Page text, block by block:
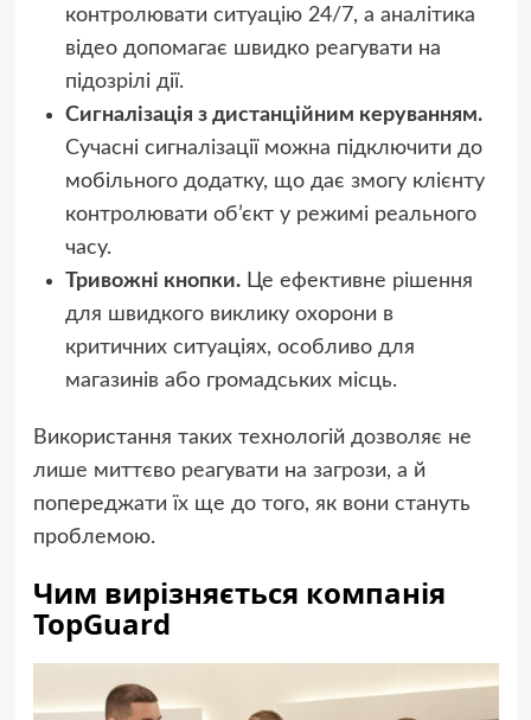
контролювати ситуацію 24/7, а аналітика
відео допомагає швидко реагувати на
підозрілі дії.
Сигналізація з дистанційним керуванням.
Сучасні сигналізації можна підключити до
мобільного додатку, що дає змогу клієнту
контролювати об’єкт у режимі реального
часу.
Тривожні кнопки.Це ефективне рішення
для швидкого виклику охорони в
критичних ситуаціях, особливо для
магазинів або громадських місць.
Використання таких технологій дозволяє не
лише миттєво реагувати на загрози, а й
попереджати їх ще до того, як вони стануть
проблемою.
Чим вирізняється компанія
TopGuard